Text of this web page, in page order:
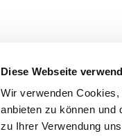
Diese Webseite
Wir verwenden
anbieten zu können und
zu Ihrer Verwendung